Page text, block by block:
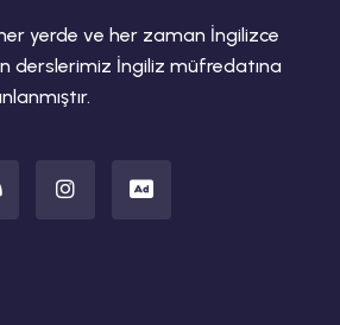
yerde ve her zaman İngilizce
derslerimiz İngiliz müfredatına